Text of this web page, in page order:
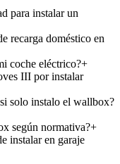
para instalar un
recarga doméstico en
coche eléctrico?+
III por instalar
solo instalo el wallbox?
según normativa?+
instalar en garaje